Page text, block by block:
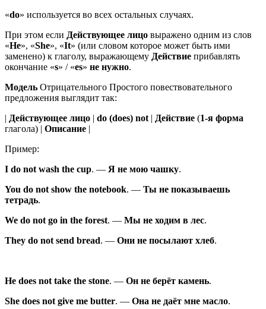
«do» используется во всех остальных случаях.
При этом если Действующее лицо выражено одним из слов
«He», «She», «It» (или словом которое может быть ими
заменено) к глаголу, выражающему Действие прибавлять
окончание «s» / «es» не нужно.
Модель Отрицательного Простого повествовательного
предложения выглядит так:
| Действующее лицо | do (does) not | Действие (1-я форма
глагола) | Описание |
Пример:
I do not wash the cup. — Я не мою чашку.
You do not show the notebook. — Ты не показываешь
тетрадь.
We do not go in the forest. — Мы не ходим в лес.
They do not send bread. — Они не посылают хлеб.
He does not take the stone. — Он не берёт камень.
She does not give me butter. — Она не даёт мне масло.